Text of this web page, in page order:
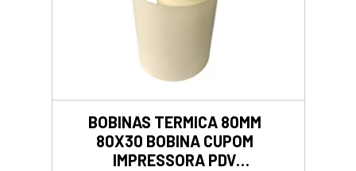
BOBINAS TERMICA 80MM
80X30 BOBINA CUPOM
IMPRESSORA PDV